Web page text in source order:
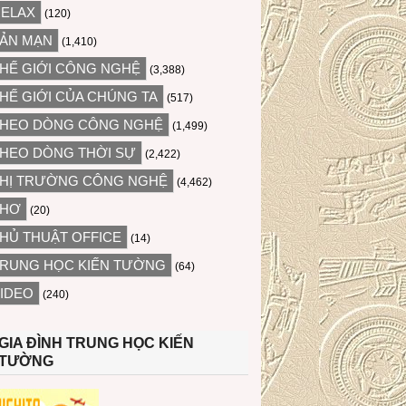
(120)
MẠN (1,410)
GIỚI CÔNG NGHỆ (3,388)
GIỚI CỦA CHÚNG TA (517)
DÒNG CÔNG NGHỆ (1,499)
DÒNG THỜI SỰ (2,422)
TRƯỜNG CÔNG NGHỆ (4,462)
(20)
THUẬT OFFICE (14)
HỌC KIẾN TƯỜNG (64)
(240)
ĐÌNH TRUNG HỌC KIẾN